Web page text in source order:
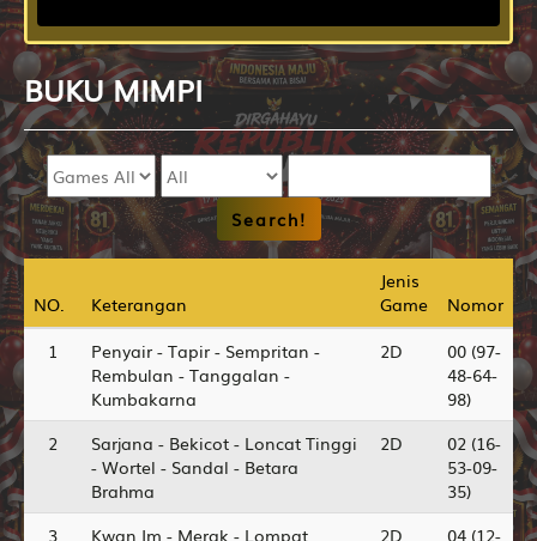
23-09-2025 05:08:41
BUKUMIMPI
NO. Keterangan
Jenis
Game
Nomor
NO. Keterangan
Jenis
Game
Nomor
1
Penyair - Tapir - Sempritan -
Rembulan - Tanggalan -
Kumbakarna
2D
00 (97-
48-64-
98)
2
Sarjana - Bekicot - Loncat Tinggi
- Wortel - Sandal - Betara
Brahma
2D
02 (16-
53-09-
35)
3
Kwan Im - Merak - Lompat
2D
04 (12-